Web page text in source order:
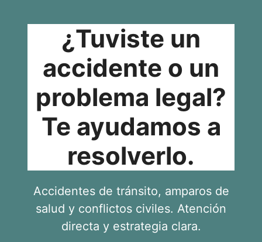
¿Tuviste un
accidente o un
problema legal?
Te ayudamos a
resolverlo.
Accidentes de tránsito, amparos de
salud y conflictos civiles. Atención
directa y estrategia clara.